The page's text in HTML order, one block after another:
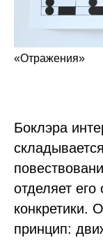
«Отражения»
Боклэра
отделяет его
конкретики.
принцип: